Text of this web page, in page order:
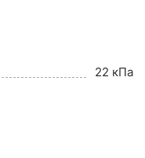
22 кПа